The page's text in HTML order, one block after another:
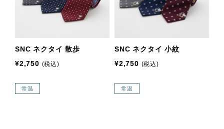
SNC ネクタイ 散歩
¥2,750 (税込)
常温
SNC ネクタイ 小紋
¥2,750 (税込)
常温